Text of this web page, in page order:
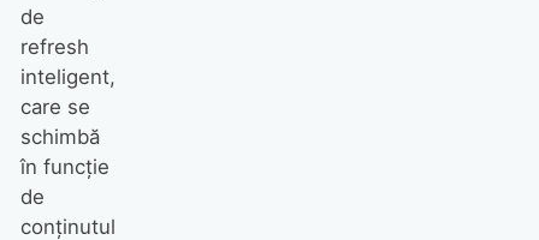
de
refresh
inteligent,
care se
schimbă
în funcţie
de
conţinutul